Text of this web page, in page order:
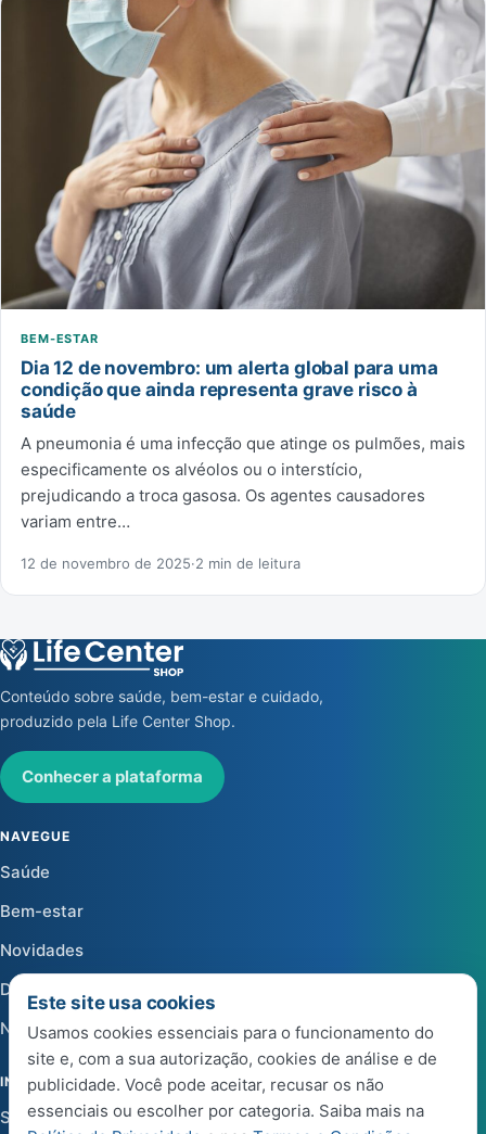
BEM-ESTAR
Dia 12 de novembro: um alerta global para uma
condição que ainda representa grave risco à
saúde
A pneumonia é uma infecção que atinge os pulmões, mais
especificamente os alvéolos ou o interstício,
prejudicando a troca gasosa. Os agentes causadores
variam entre…
12 de novembro de 2025·2 min de leitura
Conteúdo sobre saúde, bem-estar e cuidado,
produzido pela Life Center Shop.
Conhecer a plataforma
NAVEGUE
Saúde
Bem-estar
Novidades
Dicas
Notícias
INSTITUCIONAL
Sobre a Life Center Shop
Este site usa cookies
Usamos cookies essenciais para o funcionamento do
site e, com a sua autorização, cookies de análise e de
publicidade. Você pode aceitar, recusar os não
essenciais ou escolher por categoria. Saiba mais na